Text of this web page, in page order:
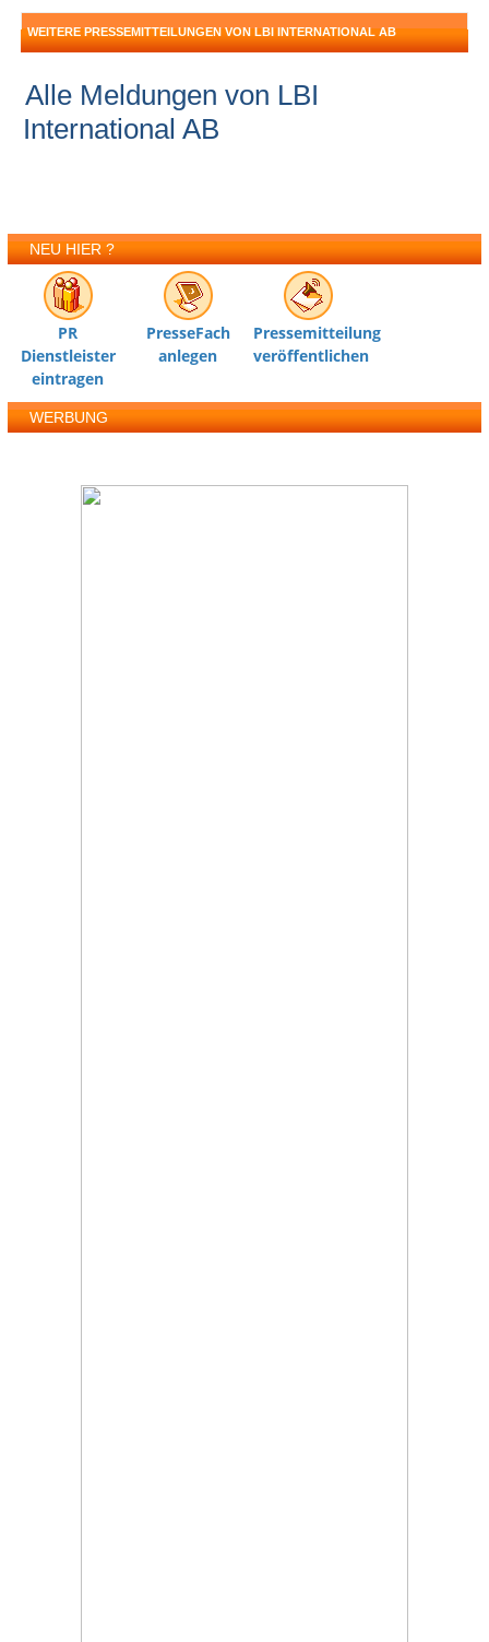
WEITERE PRESSEMITTEILUNGEN VON LBI INTERNATIONAL AB
Alle Meldungen von LBI
International AB
NEU HIER ?
PR
Dienstleister
eintragen
PresseFach
anlegen
Pressemitteilung
veröffentlichen
WERBUNG